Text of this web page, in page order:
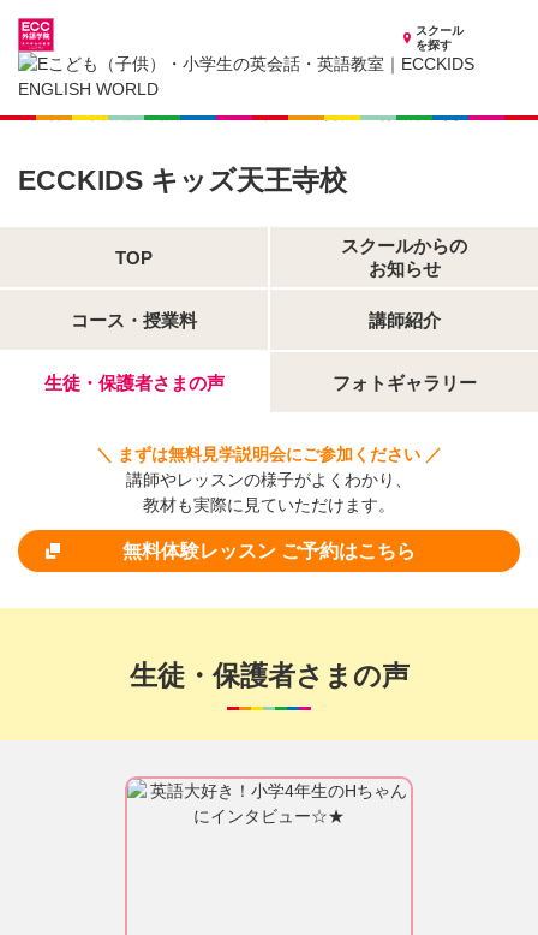
スクール
を探す
大阪府の子供英会話・英語教室
子供（小学生）英会話・英語教室 ECCKIDS キッズ天王寺校
生徒・保護者さまの声
ECCKIDS キッズ天王寺校
TOP
スクールからの
お知らせ
コース・授業料 講師紹介
生徒・保護者さまの声 フォトギャラリー
＼ まずは無料見学説明会にご参加ください ／
講師やレッスンの様子がよくわかり、
教材も実際に見ていただけます。
無料体験レッスン ご予約はこちら
生徒・保護者さまの声